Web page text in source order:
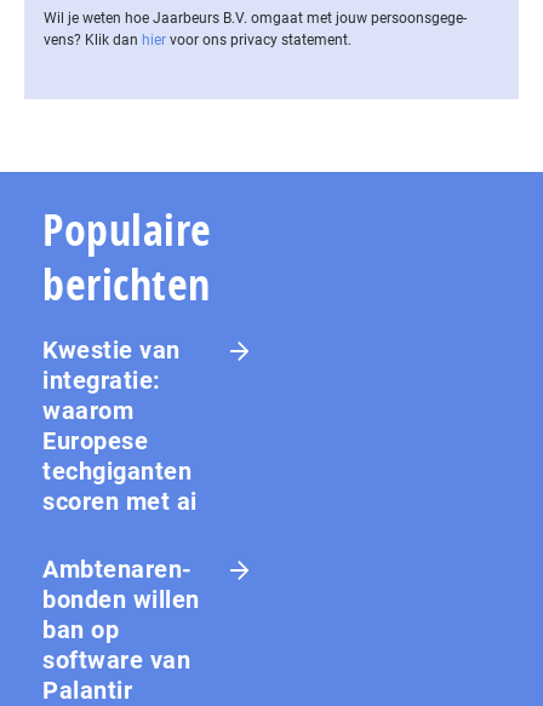
Wil je weten hoe Jaarbeurs B.V. omgaat met jouw per­soons­ge­ge­
vens? Klik dan hier voor ons privacy statement.
Populaire
berichten
Kwestie van
integratie:
waarom
Europese
techgiganten
scoren met ai
Amb­te­na­ren­
bon­den willen
ban op
software van
Palantir